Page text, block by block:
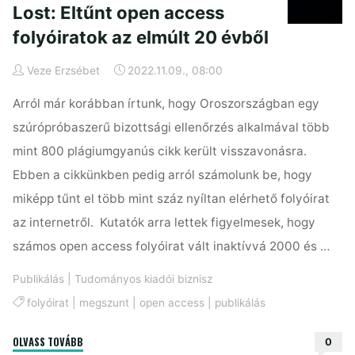
Lost: Eltűnt open access
folyóiratok az elmúlt 20 évből
Veze Erzsébet 2022.11.09., 08:00
Arról már korábban írtunk, hogy Oroszországban egy
szúrópróbaszerű bizottsági ellenőrzés alkalmával több
mint 800 plágiumgyanús cikk került visszavonásra.
Ebben a cikkünkben pedig arról számolunk be, hogy
miképp tűnt el több mint száz nyíltan elérhető folyóirat
az internetről. Kutatók arra lettek figyelmesek, hogy
számos open access folyóirat vált inaktívvá 2000 és …
Publikálás
Tudományos kiadói biznisz
folyóirat
megszunt open access| publikálás
OLVASS TOVÁBB 0